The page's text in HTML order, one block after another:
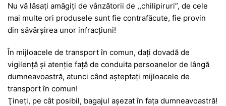
Nu vă lăsaţi amăgiţi de vânzătorii de ,,chilipiruri”, de cele
mai multe ori produsele sunt fie contrafăcute, fie provin
din săvârşirea unor infracţiuni!
În mijloacele de transport în comun, daţi dovadă de
vigilenţă şi atenţie faţă de conduita persoanelor de lângă
dumneavoastră, atunci când aşteptaţi mijloacele de
transport în comun!
Ţineţi, pe cât posibil, bagajul aşezat în faţa dumneavoastră!